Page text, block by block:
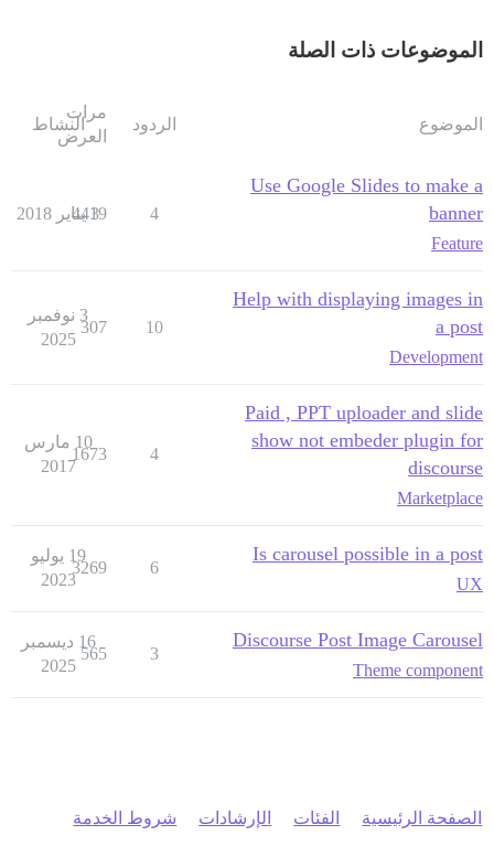
الموضوعات ذات الصلة
الموضوع الردود
مرات
العرض
النشاط
Use Google Slides to make a
banner
Feature
4
4419
3 يناير 2018
Help with displaying images in
a post
Development
10
307
3 نوفمبر
2025
Paid , PPT uploader and slide
show not embeder plugin for
discourse
Marketplace
4
1673
10 مارس
2017
Is carousel possible in a post
UX
6
3269
19 يوليو
2023
Discourse Post Image Carousel
Theme component
3
565
16 ديسمبر
2025
الصفحة الرئيسية الفئات الإرشادات شروط الخدمة